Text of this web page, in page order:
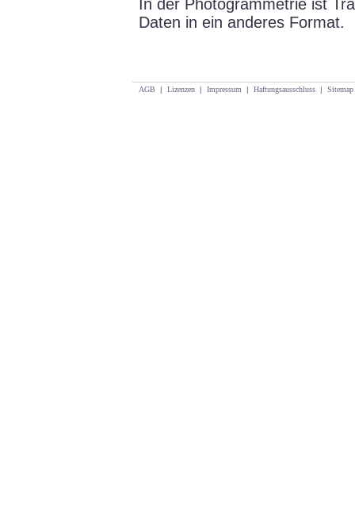
In der Photogrammetrie ist
Daten in ein anderes Format.
AGB | Lizenzen | Impressum | Haftungsausschluss | Sitemap